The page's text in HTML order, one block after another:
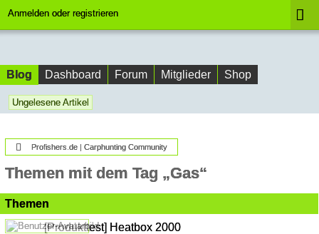
Anmelden oder registrieren
Blog Dashboard Forum Mitglieder Shop
Ungelesene Artikel
Profishers.de | Carphunting Community
Themen mit dem Tag „Gas“
Themen
[Produkttest] Heatbox 2000